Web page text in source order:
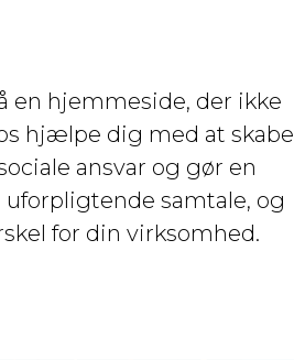
en hjemmeside, der ikke
hjælpe dig med at skabe
ansvar og gør en
uforpligtende samtale, og
for din virksomhed.